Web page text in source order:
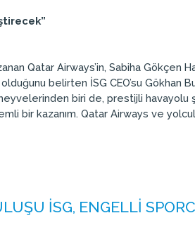
Qatar Airways’in, Sabiha Gökçen
belirten İSG CEO’su Gökhan
biri de, prestijli
bir kazanım. Qatar Airways ve
İSG, ENGELLİ